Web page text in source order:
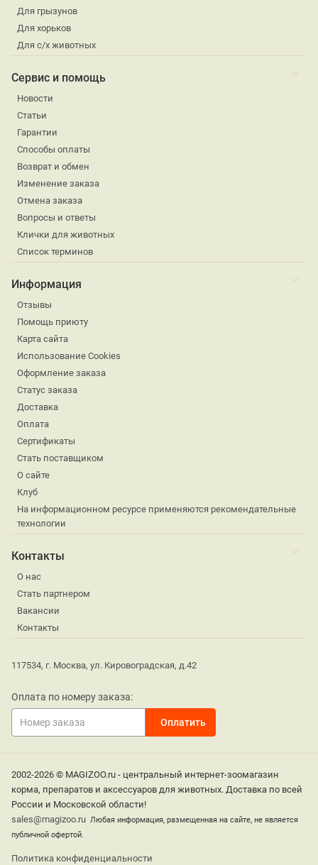
Для грызунов
Для хорьков
Для с/х животных
Сервис и помощь
Новости
Статьи
Гарантии
Способы оплаты
Возврат и обмен
Изменение заказа
Отмена заказа
Вопросы и ответы
Клички для животных
Список терминов
Информация
Отзывы
Помощь приюту
Карта сайта
Использование Cookies
Оформление заказа
Статус заказа
Доставка
Оплата
Сертификаты
Стать поставщиком
О сайте
Клуб
На информационном ресурсе применяются рекомендательные
технологии
Контакты
О нас
Стать партнером
Вакансии
Контакты
117534, г. Москва, ул. Кировоградская, д.42
Оплата по номеру заказа:
2002-2026 © MAGIZOO.ru - центральный интернет-зоомагазин
корма, препаратов и аксессуаров для животных. Доставка по всей
России и Московской области!
sales@magizoo.ru Любая информация, размещенная на сайте, не является
публичной офертой.
Политика конфиденциальности